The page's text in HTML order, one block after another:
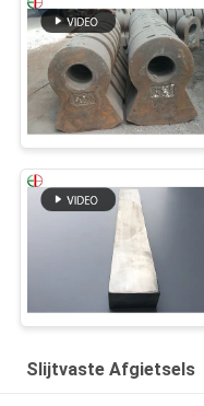
Slijtvaste Afgietsels